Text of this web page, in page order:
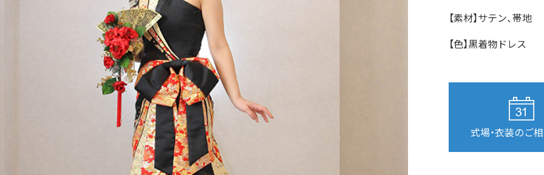
【素材】サテン、帯地
【色】黒着物ドレス
式場・衣装のご